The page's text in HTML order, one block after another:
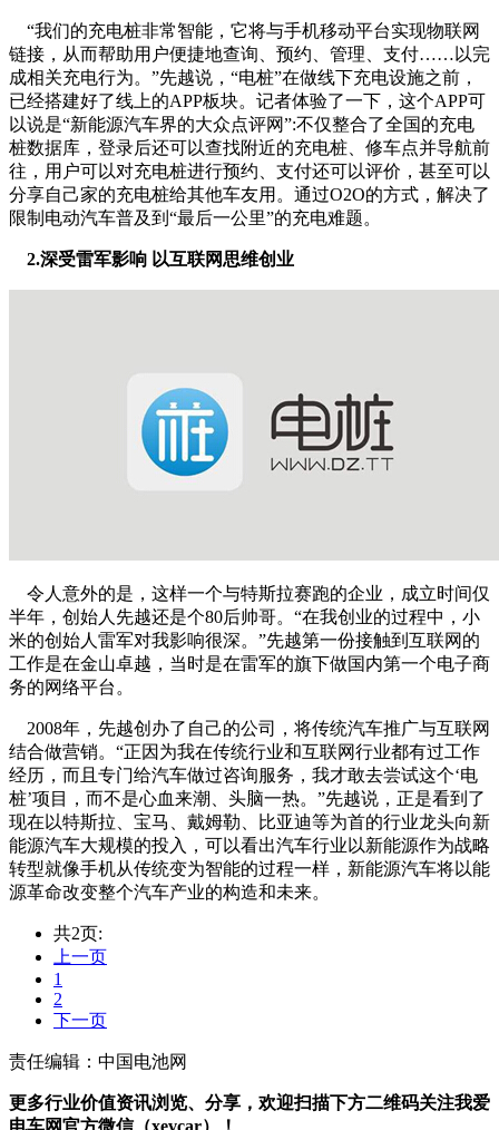
“我们的充电桩非常智能，它将与手机移动平台实现物联网
链接，从而帮助用户便捷地查询、预约、管理、支付……以完
成相关充电行为。”先越说，“电桩”在做线下充电设施之前，
已经搭建好了线上的APP板块。记者体验了一下，这个APP可
以说是“新能源汽车界的大众点评网”:不仅整合了全国的充电
桩数据库，登录后还可以查找附近的充电桩、修车点并导航前
往，用户可以对充电桩进行预约、支付还可以评价，甚至可以
分享自己家的充电桩给其他车友用。通过O2O的方式，解决了
限制电动汽车普及到“最后一公里”的充电难题。
2.深受雷军影响 以互联网思维创业
令人意外的是，这样一个与特斯拉赛跑的企业，成立时间仅
半年，创始人先越还是个80后帅哥。“在我创业的过程中，小
米的创始人雷军对我影响很深。”先越第一份接触到互联网的
工作是在金山卓越，当时是在雷军的旗下做国内第一个电子商
务的网络平台。
2008年，先越创办了自己的公司，将传统汽车推广与互联网
结合做营销。“正因为我在传统行业和互联网行业都有过工作
经历，而且专门给汽车做过咨询服务，我才敢去尝试这个‘电
桩’项目，而不是心血来潮、头脑一热。”先越说，正是看到了
现在以特斯拉、宝马、戴姆勒、比亚迪等为首的行业龙头向新
能源汽车大规模的投入，可以看出汽车行业以新能源作为战略
转型就像手机从传统变为智能的过程一样，新能源汽车将以能
源革命改变整个汽车产业的构造和未来。
共2页:
上一页
1
2
下一页
责任编辑：中国电池网
更多行业价值资讯浏览、分享，欢迎扫描下方二维码关注我爱
电车网官方微信（xevcar）！